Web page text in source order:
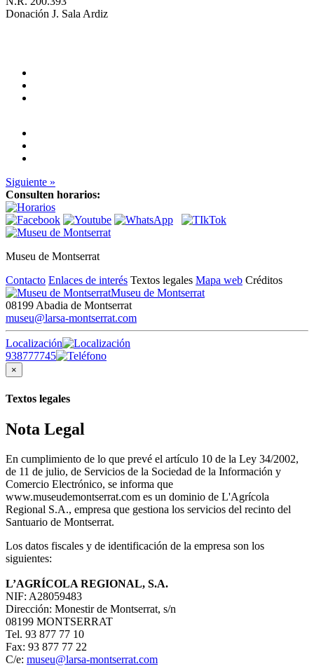
Donación J. Sala Ardiz
Siguiente »
Consulten horarios:
Museu de Montserrat
Contacto Enlaces de interés Textos legales Mapa web Créditos
Museu de Montserrat
08199 Abadia de Montserrat
museu@larsa-montserrat.com
Localización
938777745
×
Textos legales
Nota Legal
En cumplimiento de lo que prevé el artículo 10 de la Ley 34/2002,
de 11 de julio, de Servicios de la Sociedad de la Información y
Comercio Electrónico, se informa que
www.museudemontserrat.com es un dominio de L'Agrícola
Regional S.A., empresa que gestiona los servicios del recinto del
Santuario de Montserrat.
Los datos fiscales y de identificación de la empresa son los
siguientes:
L’AGRÍCOLA REGIONAL, S.A.
NIF: A28059483
Dirección: Monestir de Montserrat, s/n
08199 MONTSERRAT
Tel. 93 877 77 10
Fax: 93 877 77 22
C/e: museu@larsa-montserrat.com